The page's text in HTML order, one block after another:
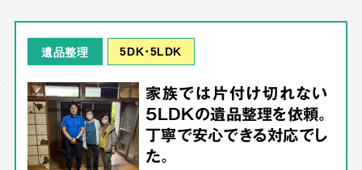
遺品整理 5DK･5LDK
家族では片付け切れない
5LDKの遺品整理を依頼。
丁寧で安心できる対応でし
た。